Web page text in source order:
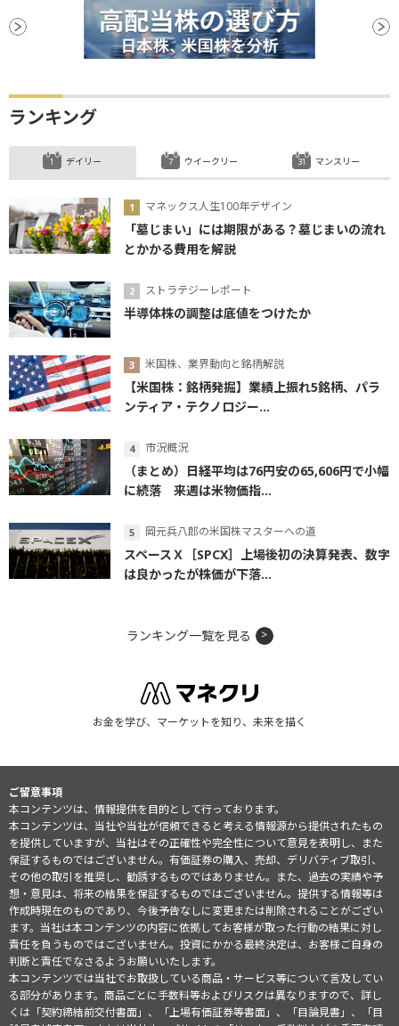
ランキング
デイリー
マネックス人生100年デザイン
「墓じまい」には期限がある？墓じまいの流れ
とかかる費用を解説
ストラテジーレポート
半導体株の調整は底値をつけたか
米国株、業界動向と銘柄解説
【米国株：銘柄発掘】業績上振れ5銘柄、パラ
ンティア・テクノロジー...
市況概況
（まとめ）日経平均は76円安の65,606円で小幅
に続落 来週は米物価指...
岡元兵八郎の米国株マスターへの道
スペースＸ［SPCX］上場後初の決算発表、数字
は良かったが株価が下落...
ウイークリー マンスリー
ランキング一覧を見る
お金を学び、マーケットを知り、未来を描く
ご留意事項
本コンテンツは、情報提供を目的として行っております。
本コンテンツは、当社や当社が信頼できると考える情報源から提供されたもの
を提供していますが、当社はその正確性や完全性について意見を表明し、また
保証するものではございません。有価証券の購入、売却、デリバティブ取引、
その他の取引を推奨し、勧誘するものではありません。また、過去の実績や予
想・意見は、将来の結果を保証するものではございません。提供する情報等は
作成時現在のものであり、今後予告なしに変更または削除されることがござい
ます。当社は本コンテンツの内容に依拠してお客様が取った行動の結果に対し
責任を負うものではございません。投資にかかる最終決定は、お客様ご自身の
判断と責任でなさるようお願いいたします。
本コンテンツでは当社でお取扱している商品・サービス等について言及してい
る部分があります。商品ごとに手数料等およびリスクは異なりますので、詳し
くは「契約締結前交付書面」、「上場有価証券等書面」、「目論見書」、「目